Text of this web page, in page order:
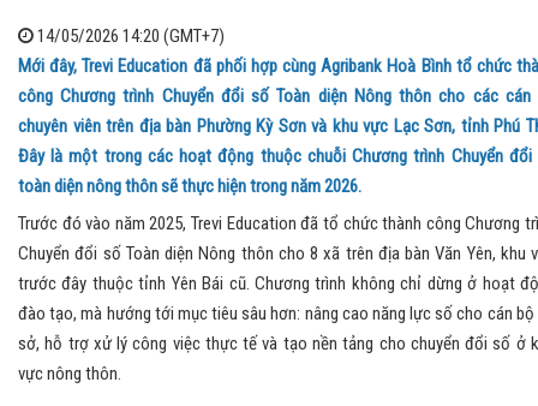
14/05/2026 14:20 (GMT+7)
Mới đây, Trevi Education đã phối hợp cùng Agribank Hoà Bình tổ chức
công Chương trình Chuyển đổi số Toàn diện Nông thôn cho các cán
chuyên viên trên địa bàn Phường Kỳ Sơn và khu vực Lạc Sơn, tỉnh Phú
Đây là một trong các hoạt động thuộc chuỗi Chương trình Chuyển đổi
toàn diện nông thôn sẽ thực hiện trong năm 2026.
Trước đó vào năm 2025, Trevi Education đã tổ chức thành công Chương
Chuyển đổi số Toàn diện Nông thôn cho 8 xã trên địa bàn Văn Yên, khu
trước đây thuộc tỉnh Yên Bái cũ. Chương trình không chỉ dừng ở hoạt
đào tạo, mà hướng tới mục tiêu sâu hơn: nâng cao năng lực số cho cán
sở, hỗ trợ xử lý công việc thực tế và tạo nền tảng cho chuyển đổi số ở
vực nông thôn.